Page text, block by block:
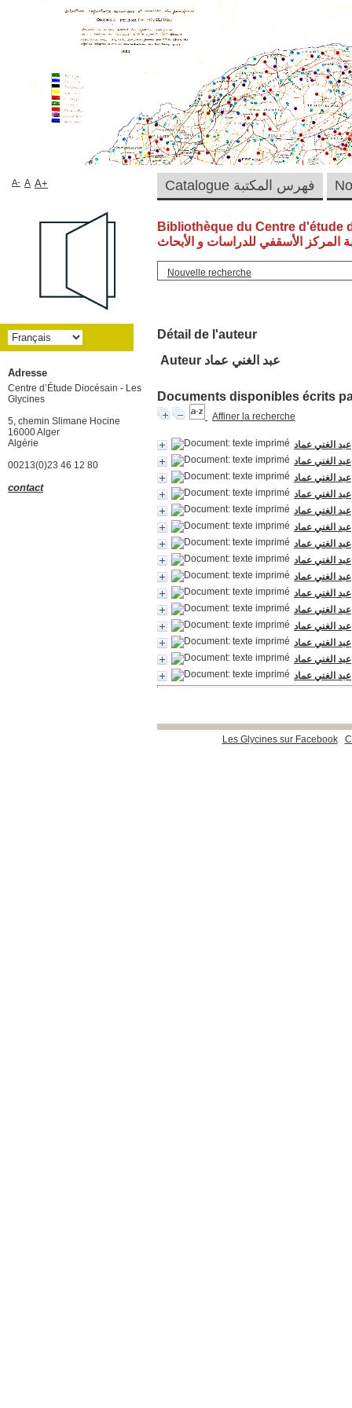
Bibliothèque du Centre d'étude
المركز الأسقفي للدراسات و الأبحاث
Nouvelle recherche
Détail de l'auteur
Auteur عبد الغني عماد
Documents disponibles écrits
Affiner la recherche
عبد الغني عماد
عبد الغني عماد
عبد الغني عماد
عبد الغني عماد
عبد الغني عماد
عبد الغني عماد
عبد الغني عماد
عبد الغني عماد
عبد الغني عماد
عبد الغني عماد
عبد الغني عماد
عبد الغني عماد
عبد الغني عماد
عبد الغني عماد
عبد الغني عماد
Les Glycines sur Facebook
Catalogue فهرس المكتبة A- A A+
Adresse
Centre d’Étude Diocésain - Les
Glycines
5, chemin Slimane Hocine
16000 Alger
Algérie
00213(0)23 46 12 80
contact